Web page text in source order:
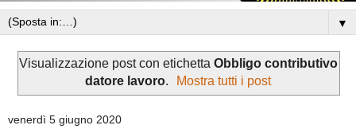
▼
Visualizzazione post con etichetta Obbligo contributivo
datore lavoro. Mostra tutti i post
venerdì 5 giugno 2020